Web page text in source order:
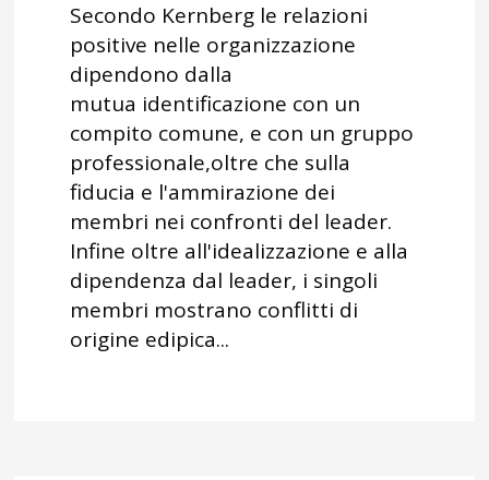
Secondo Kernberg le relazioni
positive nelle organizzazione
dipendono dalla
mutua identificazione con un
compito comune, e con un gruppo
professionale,oltre che sulla
fiducia e l'ammirazione dei
membri nei confronti del leader.
Infine oltre all'idealizzazione e alla
dipendenza dal leader, i singoli
membri mostrano conflitti di
origine edipica...